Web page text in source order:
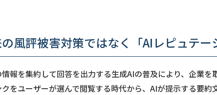
風評被害対策ではなく「AIレピュテ
報を集約して回答を出力する生成AIの普及により、企業
をユーザーが選んで閲覧する時代から、AIが提示する要